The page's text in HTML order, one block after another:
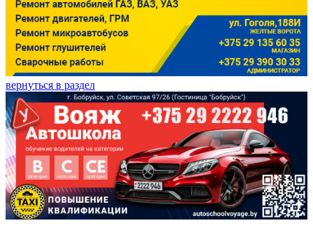
вернуться в раздел